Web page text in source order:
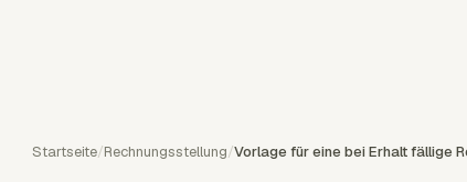
Startseite/Rechnungsstellung/Vorlage für eine bei Erhalt fällige